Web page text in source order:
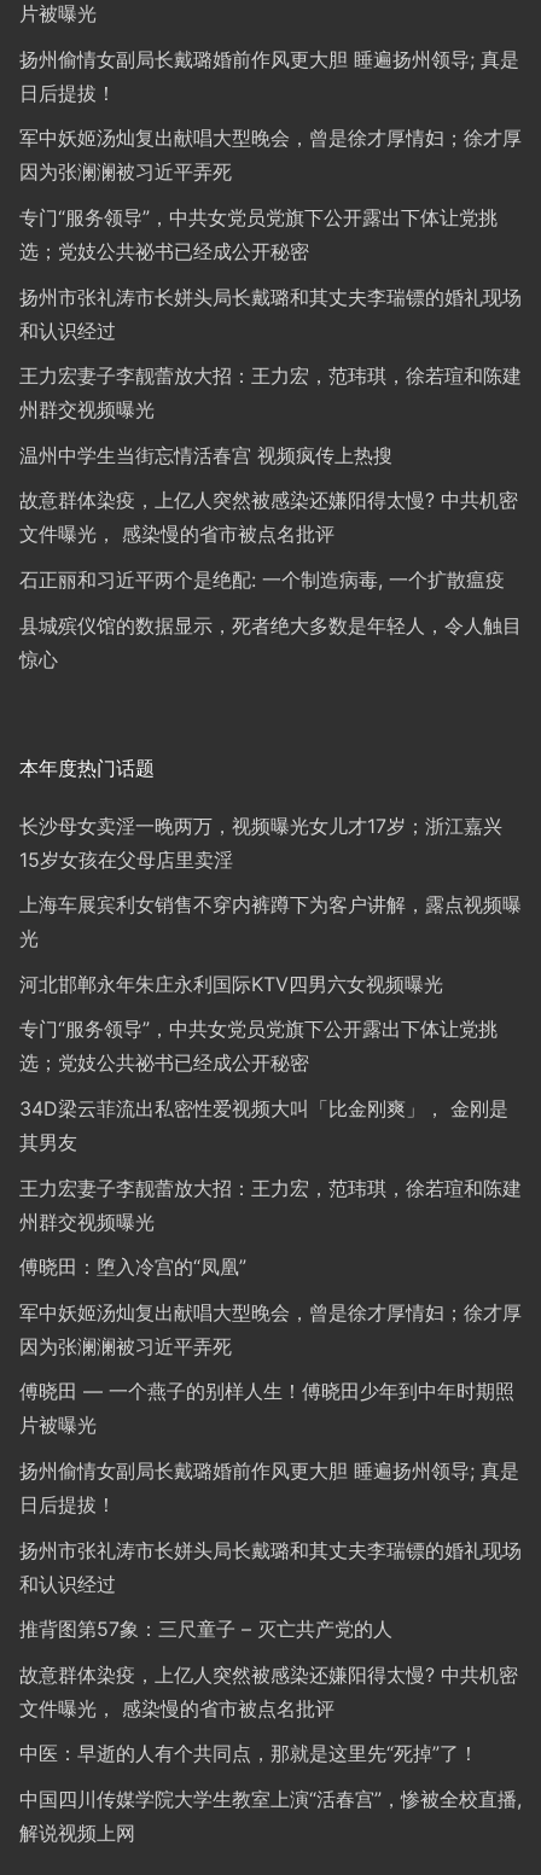
片被曝光
扬州偷情女副局长戴璐婚前作风更大胆 睡遍扬州领导; 真是
日后提拔！
军中妖姬汤灿复出献唱大型晚会，曾是徐才厚情妇；徐才厚
因为张澜澜被习近平弄死
专门“服务领导”，中共女党员党旗下公开露出下体让党挑
选；党妓公共祕书已经成公开秘密
扬州市张礼涛市长姘头局长戴璐和其丈夫李瑞镖的婚礼现场
和认识经过
王力宏妻子李靓蕾放大招：王力宏，范玮琪，徐若瑄和陈建
州群交视频曝光
温州中学生当街忘情活春宫 视频疯传上热搜
故意群体染疫，上亿人突然被感染还嫌阳得太慢? 中共机密
文件曝光， 感染慢的省市被点名批评
石正丽和习近平两个是绝配: 一个制造病毒, 一个扩散瘟疫
县城殡仪馆的数据显示，死者绝大多数是年轻人，令人触目
惊心
本年度热门话题
长沙母女卖淫一晚两万，视频曝光女儿才17岁；浙江嘉兴
15岁女孩在父母店里卖淫
上海车展宾利女销售不穿内裤蹲下为客户讲解，露点视频曝
光
河北邯郸永年朱庄永利国际KTV四男六女视频曝光
专门“服务领导”，中共女党员党旗下公开露出下体让党挑
选；党妓公共祕书已经成公开秘密
34D梁云菲流出私密性爱视频大叫「比金刚爽」， 金刚是
其男友
王力宏妻子李靓蕾放大招：王力宏，范玮琪，徐若瑄和陈建
州群交视频曝光
傅晓田：堕入冷宫的“凤凰”
军中妖姬汤灿复出献唱大型晚会，曾是徐才厚情妇；徐才厚
因为张澜澜被习近平弄死
傅晓田 — 一个燕子的别样人生！傅晓田少年到中年时期照
片被曝光
扬州偷情女副局长戴璐婚前作风更大胆 睡遍扬州领导; 真是
日后提拔！
扬州市张礼涛市长姘头局长戴璐和其丈夫李瑞镖的婚礼现场
和认识经过
推背图第57象：三尺童子 – 灭亡共产党的人
故意群体染疫，上亿人突然被感染还嫌阳得太慢? 中共机密
文件曝光， 感染慢的省市被点名批评
中医：早逝的人有个共同点，那就是这里先“死掉”了！
中国四川传媒学院大学生教室上演“活春宫”，惨被全校直播,
解说视频上网